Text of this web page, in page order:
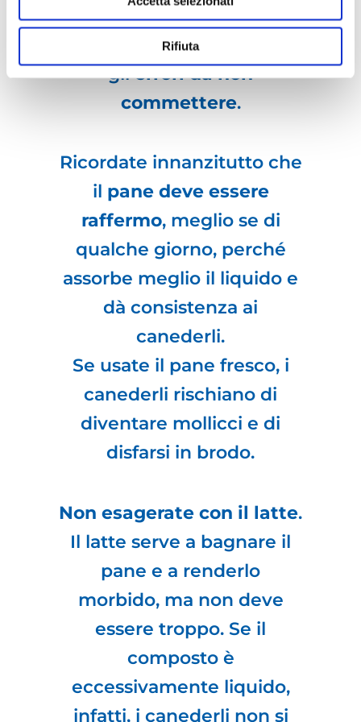
Rifiuta
che risultinotroppo
. Ecco quali sono
glierrori da non
commettere.
Ricordate innanzitutto che
il pane deve essere
raffermo, meglio se di
qualche giorno, perché
assorbe meglio il liquido e
dà consistenza ai
canederli.
Se usate il pane fresco, i
canederli rischiano di
diventare mollicci e di
disfarsi in brodo.
Non esagerate con il latte.
Il latte serve a bagnare il
pane e a renderlo
morbido, ma non deve
essere troppo. Se il
composto è
eccessivamente liquido,
infatti, i canederli non si